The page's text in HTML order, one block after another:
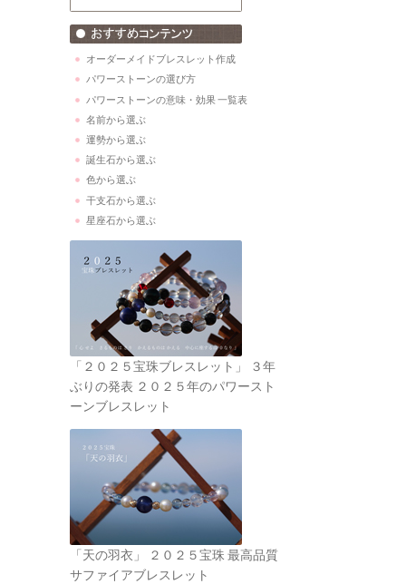
オーダーメイドブレスレット作成
パワーストーンの選び方
パワーストーンの意味・効果 一覧表
名前から選ぶ
運勢から選ぶ
誕生石から選ぶ
色から選ぶ
干支石から選ぶ
星座石から選ぶ
「２０２５宝珠ブレスレット」 ３年
ぶりの発表 ２０２５年のパワースト
ーンブレスレット
「天の羽衣」 ２０２５宝珠 最高品質
サファイアブレスレット